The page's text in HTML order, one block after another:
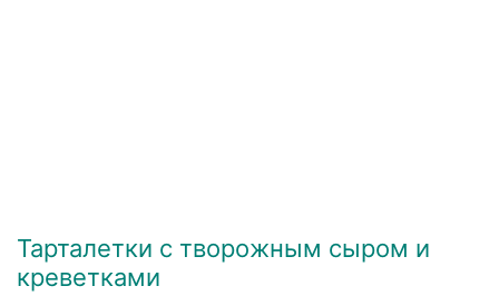
Тарталетки с творожным сыром и
креветками